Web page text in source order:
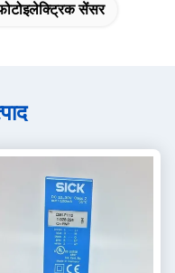
सेंसर